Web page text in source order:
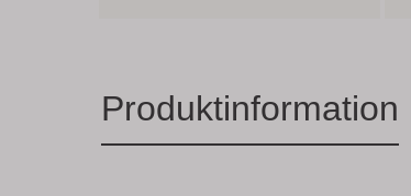
Produktinformation